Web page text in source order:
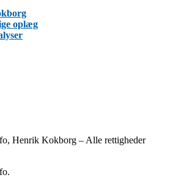
oplæg
Henrik Kokborg – Alle rettigheder